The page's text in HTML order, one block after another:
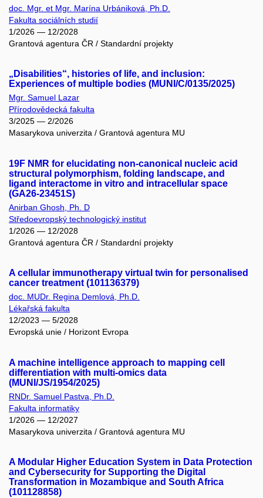
doc. Mgr. et Mgr. Marína Urbániková, Ph.D.
Fakulta sociálních studií
1/2026 — 12/2028
Grantová agentura ČR / Standardní projekty
„Disabilities“, histories of life, and inclusion:
Experiences of multiple bodies (MUNI/C/0135/2025)
Mgr. Samuel Lazar
Přírodovědecká fakulta
3/2025 — 2/2026
Masarykova univerzita / Grantová agentura MU
19F NMR for elucidating non-canonical nucleic acid
structural polymorphism, folding landscape, and
ligand interactome in vitro and intracellular space
(GA26-23451S)
Anirban Ghosh, Ph. D
Středoevropský technologický institut
1/2026 — 12/2028
Grantová agentura ČR / Standardní projekty
A cellular immunotherapy virtual twin for personalised
cancer treatment (101136379)
doc. MUDr. Regina Demlová, Ph.D.
Lékařská fakulta
12/2023 — 5/2028
Evropská unie / Horizont Evropa
A machine intelligence approach to mapping cell
differentiation with multi-omics data
(MUNI/JS/1954/2025)
RNDr. Samuel Pastva, Ph.D.
Fakulta informatiky
1/2026 — 12/2027
Masarykova univerzita / Grantová agentura MU
A Modular Higher Education System in Data Protection
and Cybersecurity for Supporting the Digital
Transformation in Mozambique and South Africa
(101128858)